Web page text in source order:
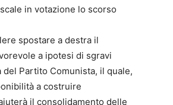
in votazione lo scorso
spostare a destra il
a ipotesi di sgravi
Partito Comunista, il quale,
a costruire
il consolidamento delle